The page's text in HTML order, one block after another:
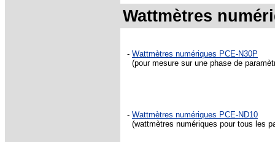
Wattmètres
- Wattmètres numériques PCE-N30P
(pour mesure sur une phase de
- Wattmètres numériques PCE-ND10
(wattmètres numériques pour tous les